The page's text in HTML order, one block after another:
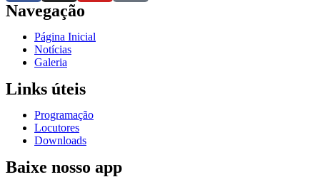
Navegação
Página Inicial
Notícias
Galeria
Links úteis
Programação
Locutores
Downloads
Baixe nosso app